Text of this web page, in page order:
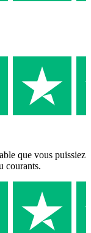
que vous puissiez
courants.